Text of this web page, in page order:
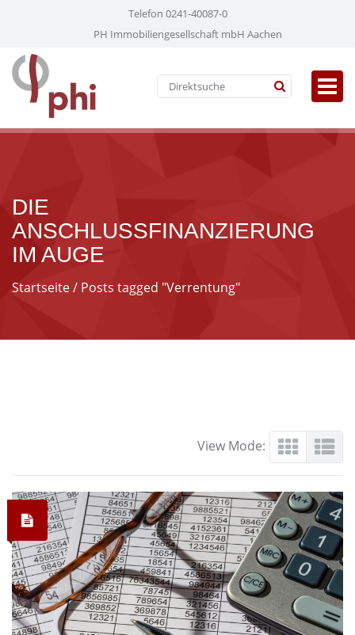
Telefon 0241-40087-0
PH Immobiliengesellschaft mbH Aachen
DIE
ANSCHLUSSFINANZIERUNG
IM AUGE
Startseite/ Posts tagged "Verrentung"
View Mode: